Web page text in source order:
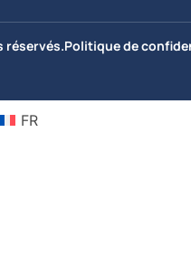
réservés.Politique de
FR